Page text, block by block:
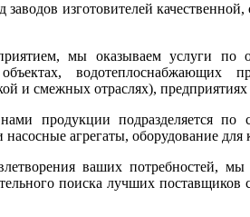
изготовителей
мы оказываем услуги по
водотеплоснабжающих
и смежных отраслях),
продукции подразделяется по
насосные агрегаты, оборудование
ваших
поиска лучших